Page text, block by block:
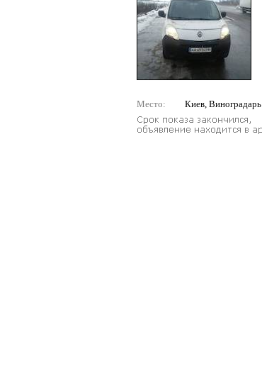
Место: Киев, Виноградарь